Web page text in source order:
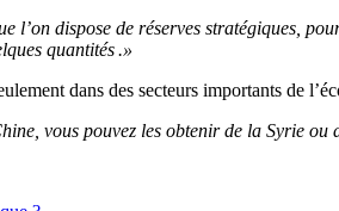
l’on dispose de réserves stratégiques,
quantités .»
dans des secteurs importants de
vous pouvez les obtenir de la Syrie